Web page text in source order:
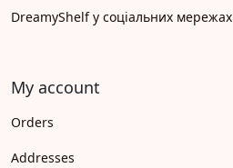
DreamyShelf у соціальних мережах
My account
Orders
Addresses